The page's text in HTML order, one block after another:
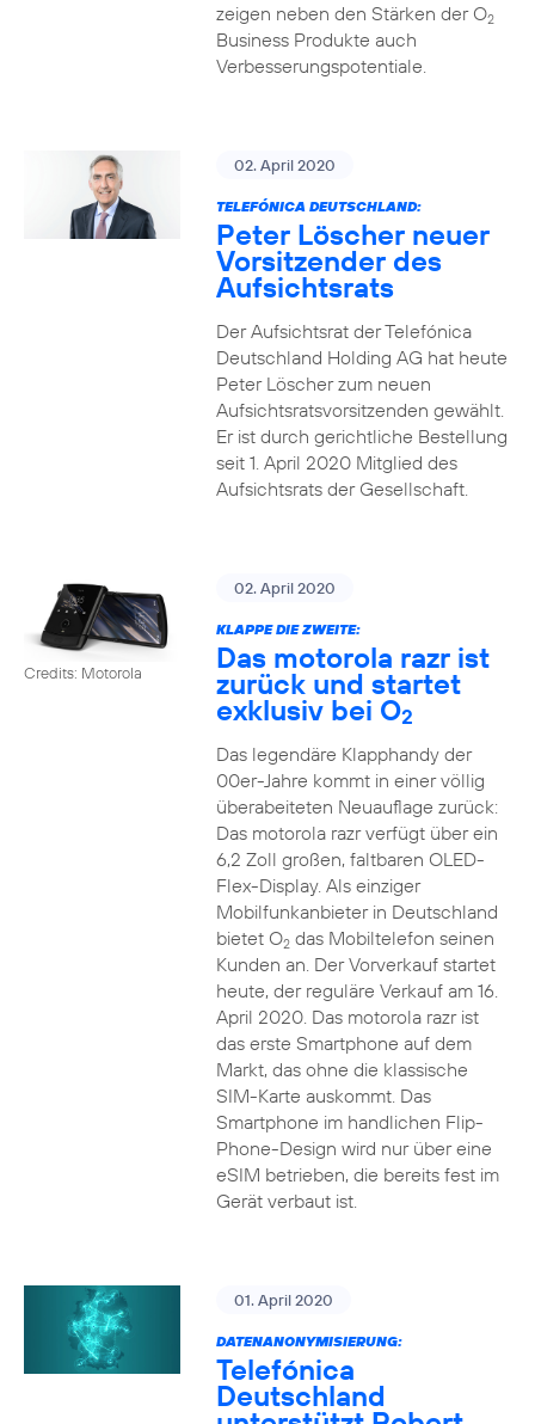
zeigen neben den Stärken der O2
Business Produkte auch
Verbesserungspotentiale.
02. April 2020
TELEFÓNICA DEUTSCHLAND:
Peter Löscher neuer
Vorsitzender des
Aufsichtsrats
Der Aufsichtsrat der Telefónica
Deutschland Holding AG hat heute
Peter Löscher zum neuen
Aufsichtsratsvorsitzenden gewählt.
Er ist durch gerichtliche Bestellung
seit 1. April 2020 Mitglied des
Aufsichtsrats der Gesellschaft.
Credits: Motorola
02. April 2020
KLAPPE DIE ZWEITE:
Das motorola razr ist
zurück und startet
exklusiv bei O2
Das legendäre Klapphandy der
00er-Jahre kommt in einer völlig
überabeiteten Neuauflage zurück:
Das motorola razr verfügt über ein
6,2 Zoll großen, faltbaren OLED-
Flex-Display. Als einziger
Mobilfunkanbieter in Deutschland
bietet O2das Mobiltelefon seinen
Kunden an. Der Vorverkauf startet
heute, der reguläre Verkauf am 16.
April 2020. Das motorola razr ist
das erste Smartphone auf dem
Markt, das ohne die klassische
SIM-Karte auskommt. Das
Smartphone im handlichen Flip-
Phone-Design wird nur über eine
eSIM betrieben, die bereits fest im
Gerät verbaut ist.
01. April 2020
DATENANONYMISIERUNG:
Telefónica
Deutschland